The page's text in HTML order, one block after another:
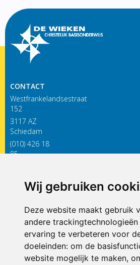
Wij gebruiken
Deze website maakt gebruik
andere
ervaring te verbeteren voor
doeleinden: om de
website mogelijk te maken,
CONTACT
Westfrankelandsestraat
152
3117 AZ
Schiedam
(010) 426 18
85
ONDERDEEL VAN